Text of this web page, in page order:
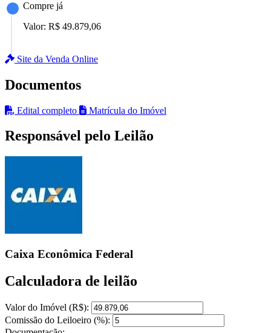
Compre já
Valor: R$ 49.879,06
Site da Venda Online
Documentos
Edital completo Matrícula do Imóvel
Responsável pelo Leilão
Caixa Econômica Federal
Calculadora de leilão
Valor do Imóvel (R$):
Comissão do Leiloeiro (%):